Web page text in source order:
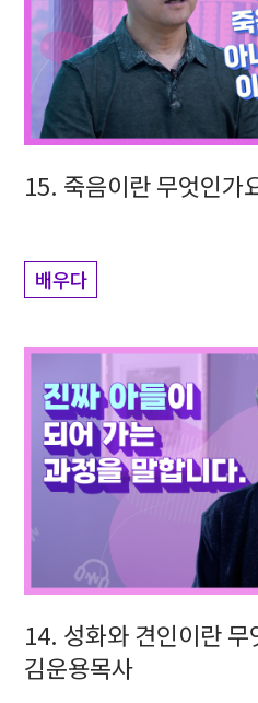
배우다
14. 성화와 견인이란 무
김운용목사